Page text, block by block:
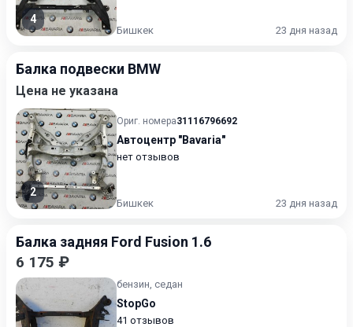
4
Бишкек 23 дня назад
Балка подвески BMW
Цена не указана
2
Ориг. номера31116796692
Автоцентр "Bavaria"
нет отзывов
Бишкек 23 дня назад
Балка задняя Ford Fusion 1.6
6 175 ₽
бензин, седан
StopGo
41 отзывов